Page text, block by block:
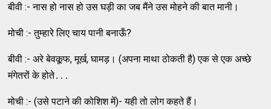
बीवी :- नास हो नास हो उस घड़ी का जब मैंने उस मोहने की बात मानी।
मोची :- तुम्‍हारे लिए चाय पानी बनाऊँ?
बीवी :- अरे बेवकू़फ, मूर्ख, घामड़। (अपना माथा ठोकती है) एक से एक अच्‍छे
मंगेतरों के होते․․․
मोची :- (उसे पटाने की कोशिश में)- यही तो लोग कहते हैं।